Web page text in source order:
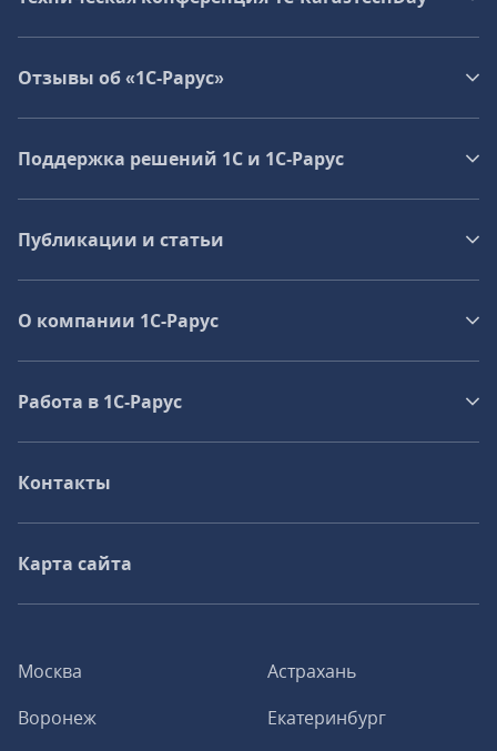
Москва
Астрахань
Воронеж
Екатеринбург
Отзывы об «1С-Рарус»
Поддержка решений 1С и 1С‑Рарус
Публикации и статьи
О компании 1C-Рарус
Работа в 1С‑Рарус
Контакты
Карта сайта